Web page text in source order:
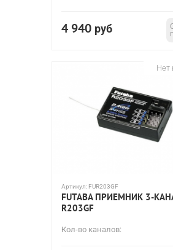
4 940 руб
Нет
Артикул: FUR203GF
FUTABA ПРИЕМНИК 3-
R203GF
Кол-во каналов: